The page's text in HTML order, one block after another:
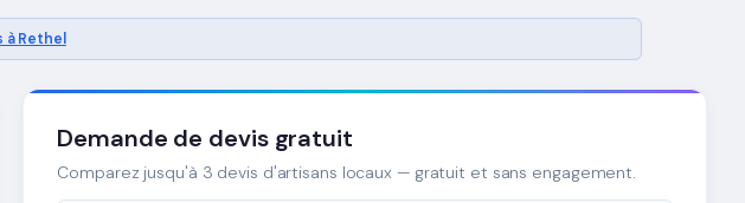
Rethel
Demande de devis gratuit
Comparez jusqu'à 3 devis d'artisans locaux — gratuit et sans engagement.